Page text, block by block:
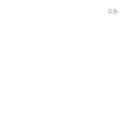
広告